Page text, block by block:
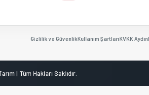
Gizlilik ve GüvenlikKullanım ŞartlarıKVKK
| Tüm Hakları Saklıdır.